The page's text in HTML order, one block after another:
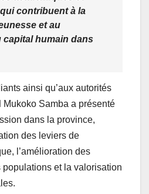
contribuent à la
et au
humain dans
ainsi qu’aux autorités
Samba a présenté
dans la province,
des leviers de
l’amélioration des
et la valorisation